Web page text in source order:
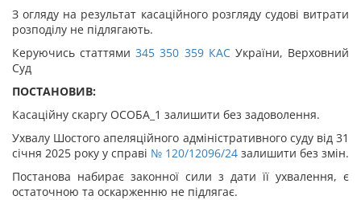
З огляду на результат касаційного розгляду судові витрати
розподілу не підлягають.
Керуючись статтями 345 350 359 КАСУкраїни, Верховний
Суд
ПОСТАНОВИВ:
Касаційну скаргу ОСОБА_1 залишити без задоволення.
Ухвалу Шостого апеляційного адміністративного суду від 31
січня 2025 року у справі № 120/12096/24 залишити без змін.
Постанова набирає законної сили з дати її ухвалення, є
остаточною та оскарженню не підлягає.